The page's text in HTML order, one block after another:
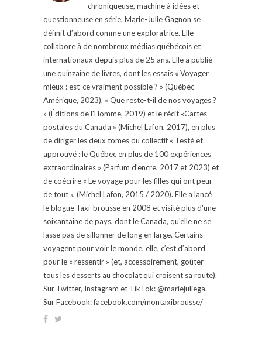
chroniqueuse, machine à idées et
questionneuse en série, Marie-Julie Gagnon se
définit d’abord comme une exploratrice. Elle
collabore à de nombreux médias québécois et
internationaux depuis plus de 25 ans. Elle a publié
une quinzaine de livres, dont les essais « Voyager
mieux : est-ce vraiment possible ? » (Québec
Amérique, 2023), « Que reste-t-il de nos voyages ?
» (Éditions de l'Homme, 2019) et le récit «Cartes
postales du Canada » (Michel Lafon, 2017), en plus
de diriger les deux tomes du collectif « Testé et
approuvé : le Québec en plus de 100 expériences
extraordinaires » (Parfum d'encre, 2017 et 2023) et
de coécrire « Le voyage pour les filles qui ont peur
de tout », (Michel Lafon, 2015 / 2020). Elle a lancé
le blogue Taxi-brousse en 2008 et visité plus d'une
soixantaine de pays, dont le Canada, qu'elle ne se
lasse pas de sillonner de long en large. Certains
voyagent pour voir le monde, elle, c’est d’abord
pour le « ressentir » (et, accessoirement, goûter
tous les desserts au chocolat qui croisent sa route).
Sur Twitter, Instagram et TikTok: @mariejuliega.
Sur Facebook: facebook.com/montaxibrousse/